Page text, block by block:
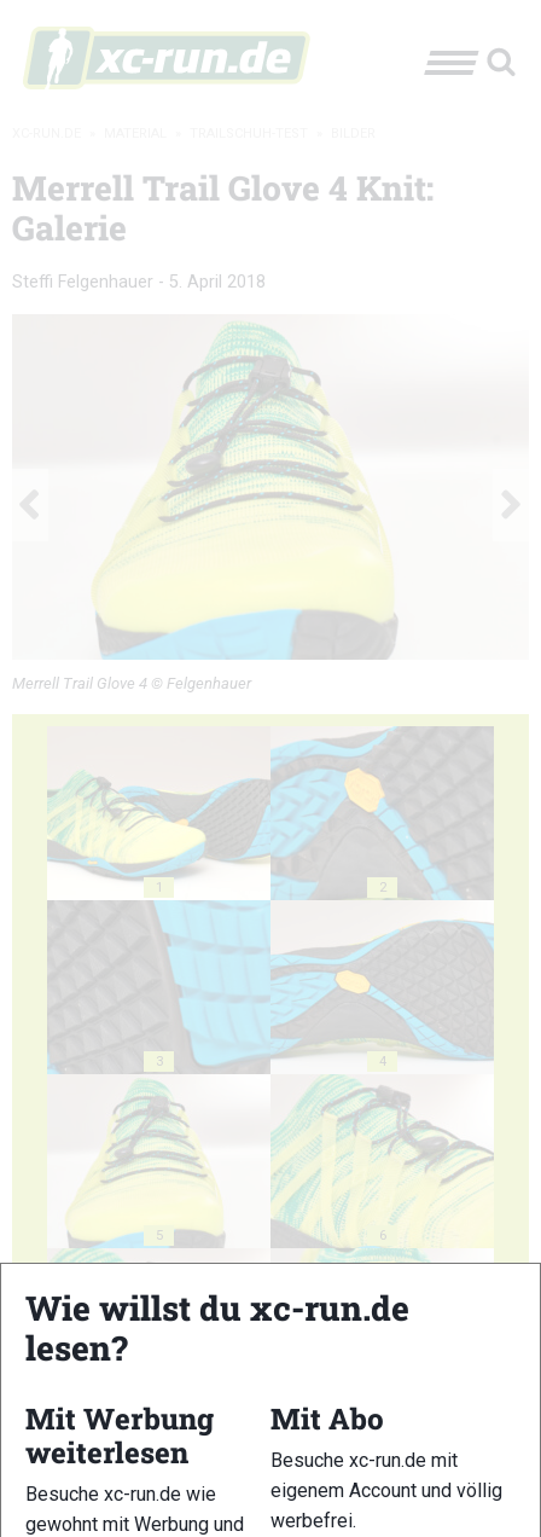
Merrell Trail Glove 4 Knit:
Galerie
Steffi Felgenhauer - 5. April 2018
Merrell Trail Glove 4 © Felgenhauer
1 2
3 4
5 6
Wie willst du xc-run.de
lesen?
Mit Werbung
weiterlesen
Besuche xc-run.de wie
gewohnt mit Werbung und
Mit Abo
Besuche xc-run.de mit
eigenem Account und völlig
werbefrei.